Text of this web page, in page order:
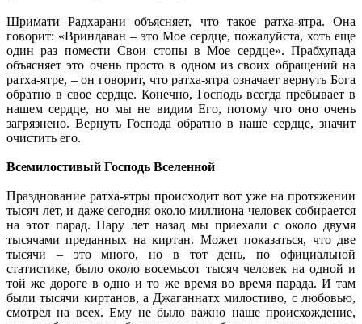
Шримати Радхарани объясняет, что такое ратха-ятра. Она
говорит: «Вриндаван – это Мое сердце, пожалуйста, хоть еще
один раз помести Свои стопы в Мое сердце». Прабхупада
объясняет это очень просто в одном из своих обращений на
ратха-ятре, – он говорит, что ратха-ятра означает вернуть Бога
обратно в свое сердце. Конечно, Господь всегда пребывает в
нашем сердце, но мы не видим Его, потому что оно очень
загрязнено. Вернуть Господа обратно в наше сердце, значит
очистить его.
Всемилостивый Господь Вселенной
Празднование ратха-ятры происходит вот уже на протяжении
тысяч лет, и даже сегодня около миллиона человек собирается
на этот парад. Пару лет назад мы приехали с около двумя
тысячами преданных на киртан. Может показаться, что две
тысячи – это много, но в тот день, по официальной
статистике, было около восемьсот тысяч человек на одной и
той же дороге в одно и то же время во время парада. И там
были тысячи киртанов, а Джаганнатх милостиво, с любовью,
смотрел на всех. Ему не было важно наше происхождение,